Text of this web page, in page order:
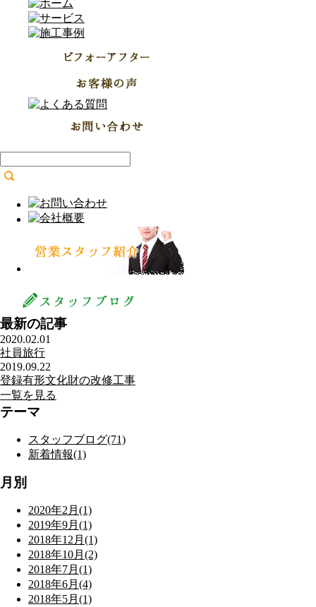
最新の記事
2020.02.01
社員旅行
2019.09.22
登録有形文化財の改修工事
一覧を見る
テーマ
スタッフブログ(71)
新着情報(1)
月別
2020年2月(1)
2019年9月(1)
2018年12月(1)
2018年10月(2)
2018年7月(1)
2018年6月(4)
2018年5月(1)